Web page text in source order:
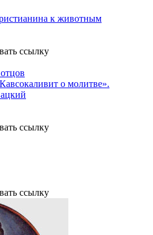
к животным
о молитве».